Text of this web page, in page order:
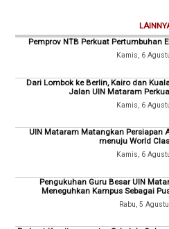
Pemprov NTB Perkuat Pertumbuhan
Kamis, 6
Dari Lombok ke Berlin, Kairo dan
Jalan UIN Mataram
Kamis, 6
UIN Mataram Matangkan Persiapan
menuju World
Kamis, 6
Pengukuhan Guru Besar UIN
Meneguhkan Kampus Sebagai
Rabu, 5